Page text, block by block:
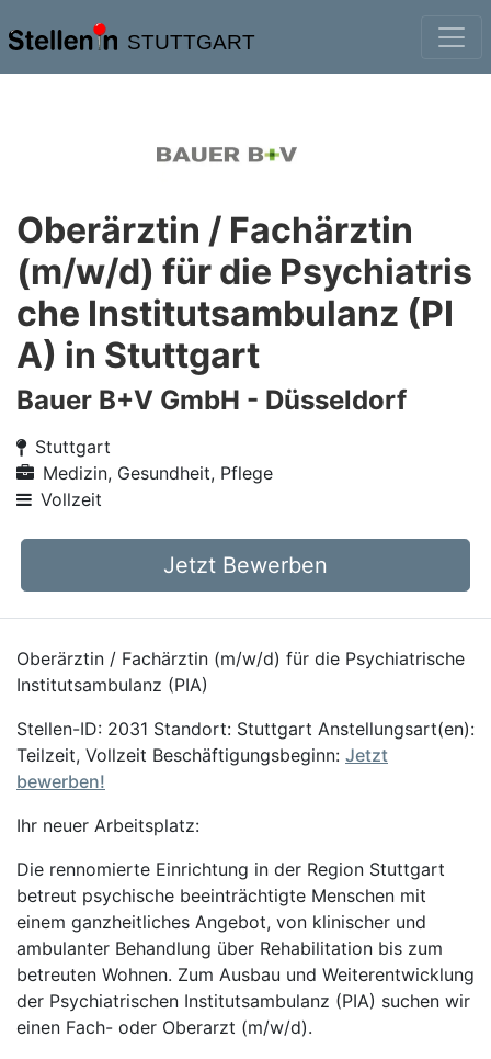
STUTTGART
Oberärztin / Fachärztin
(m/w/d) für die Psychiatris
che Institutsambulanz (PI
A) in Stuttgart
Bauer B+V GmbH - Düsseldorf
Stuttgart
Medizin, Gesundheit, Pflege
Vollzeit
Jetzt Bewerben
Oberärztin / Fachärztin (m/w/d) für die Psychiatrische
Institutsambulanz (PIA)
Stellen-ID: 2031 Standort: Stuttgart Anstellungsart(en):
Teilzeit, Vollzeit Beschäftigungsbeginn: Jetzt
bewerben!
Ihr neuer Arbeitsplatz:
Die rennomierte Einrichtung in der Region Stuttgart
betreut psychische beeinträchtigte Menschen mit
einem ganzheitliches Angebot, von klinischer und
ambulanter Behandlung über Rehabilitation bis zum
betreuten Wohnen. Zum Ausbau und Weiterentwicklung
der Psychiatrischen Institutsambulanz (PIA) suchen wir
einen Fach- oder Oberarzt (m/w/d).